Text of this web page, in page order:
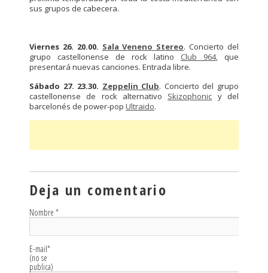
sus grupos de cabecera.
Viernes 26. 20.00. Sala Veneno Stereo. Concierto del
grupo castellonense de rock latino Club 964, que
presentará nuevas canciones. Entrada libre.
Sábado 27. 23.30. Zeppelin Club. Concierto del grupo
castellonense de rock alternativo Skizophonic y del
barcelonés de power-pop Ultraido.
Deja un comentario
Nombre *
E-mail*
(no se
publica)